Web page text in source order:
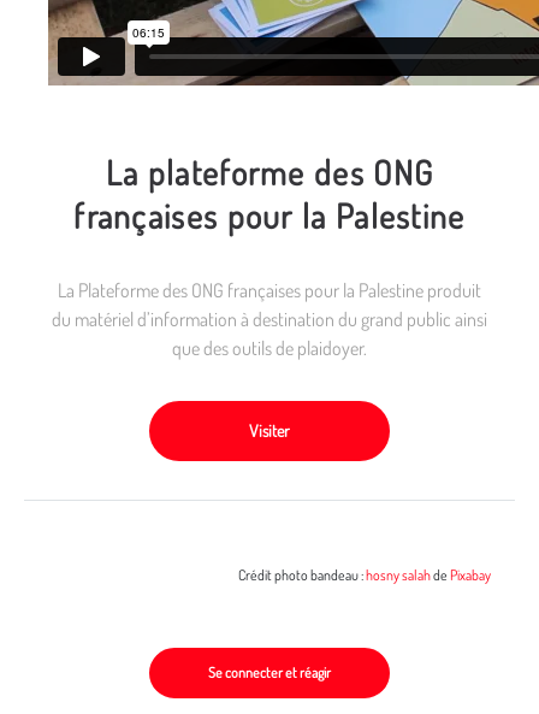
La plateforme des ONG
françaises pour la Palestine
La Plateforme des ONG françaises pour la Palestine produit
du matériel d’information à destination du grand public ainsi
que des outils de plaidoyer.
Visiter
Crédit photo bandeau :hosny salahde Pixabay
Se connecter et réagir